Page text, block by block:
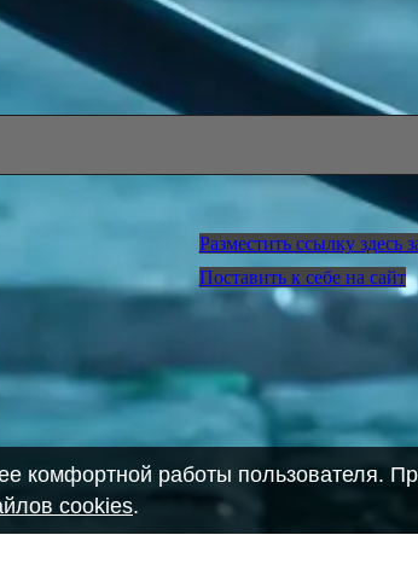
Разместить ссылку здесь
Поставить к себе на сайт
комфортной работы пользователя.
cookies.